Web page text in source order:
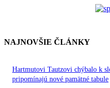
NAJNOVŠIE ČLÁNKY
Hartmutovi Tautzovi chýbalo k
pripomínajú nové pamätné tabule